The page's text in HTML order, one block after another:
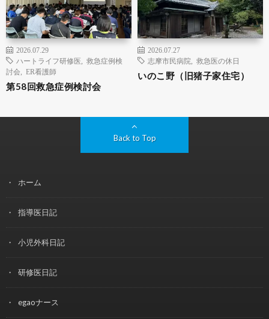
2026.07.29
ハートライフ研修医
救急症例検
討会
ER看護師
第58回救急症例検討会
2026.07.27
志摩市民病院
救急医の休日
いのこ野（旧猪子家住宅）
Back to Top
ホーム
指導医日記
小児外科日記
研修医日記
egaoナース